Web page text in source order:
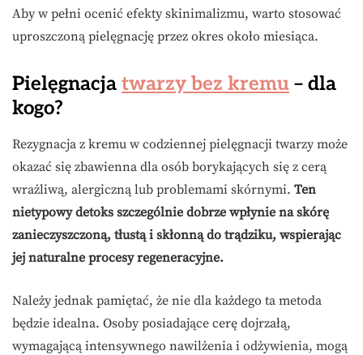
Aby w pełni ocenić efekty skinimalizmu, warto stosować
uproszczoną pielęgnację przez okres około miesiąca.
Pielęgnacja twarzy bez kremu – dla
kogo?
Rezygnacja z kremu w codziennej pielęgnacji twarzy może
okazać się zbawienna dla osób borykających się z cerą
wrażliwą, alergiczną lub problemami skórnymi. Ten
nietypowy detoks szczególnie dobrze wpłynie na skórę
zanieczyszczoną, tłustą i skłonną do trądziku, wspierając
jej naturalne procesy regeneracyjne.
Należy jednak pamiętać, że nie dla każdego ta metoda
będzie idealna. Osoby posiadające cerę dojrzałą,
wymagającą intensywnego nawilżenia i odżywienia, mogą